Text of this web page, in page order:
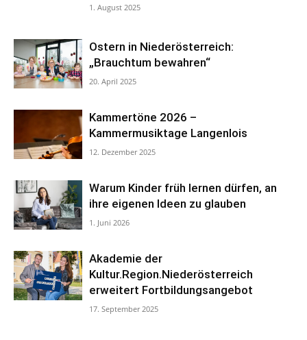
1. August 2025
Ostern in Niederösterreich:
„Brauchtum bewahren“
20. April 2025
Kammertöne 2026 –
Kammermusiktage Langenlois
12. Dezember 2025
Warum Kinder früh lernen dürfen, an
ihre eigenen Ideen zu glauben
1. Juni 2026
Akademie der
Kultur.Region.Niederösterreich
erweitert Fortbildungsangebot
17. September 2025